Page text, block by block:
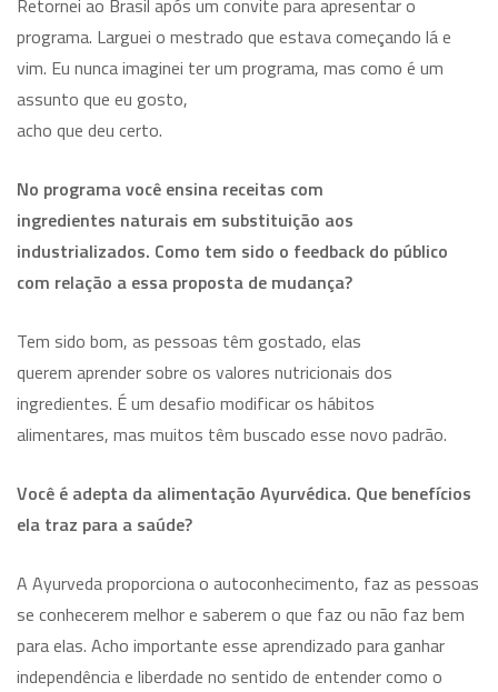
Retornei ao Brasil após um convite para apresentar o
programa. Larguei o mestrado que estava começando lá e
vim. Eu nunca imaginei ter um programa, mas como é um
assunto que eu gosto,
acho que deu certo.
No programa você ensina receitas com
ingredientes naturais em substituição aos
industrializados. Como tem sido o feedback do público
com relação a essa proposta de mudança?
Tem sido bom, as pessoas têm gostado, elas
querem aprender sobre os valores nutricionais dos
ingredientes. É um desafio modificar os hábitos
alimentares, mas muitos têm buscado esse novo padrão.
Você é adepta da alimentação Ayurvédica. Que benefícios
ela traz para a saúde?
A Ayurveda proporciona o autoconhecimento, faz as pessoas
se conhecerem melhor e saberem o que faz ou não faz bem
para elas. Acho importante esse aprendizado para ganhar
independência e liberdade no sentido de entender como o